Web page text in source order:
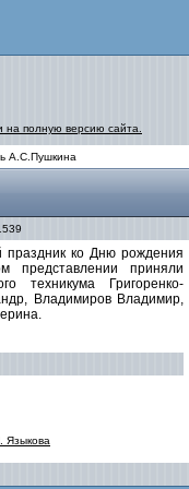
на полную версию сайта.
А.С.Пушкина
ко Дню рождения
представлении приняли
техникума Григоренко-
Владимиров Владимир,
Языкова